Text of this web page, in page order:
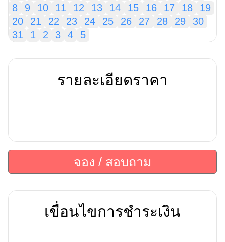
8
9 10 11 12 13 14 15 16 17 18
19
20
21 22 23 24 25 26 27 28 29
30
31
1 2 3 4 5
รายละเอียดราคา
จอง / สอบถาม
เขื่อนไขการชำระเงิน